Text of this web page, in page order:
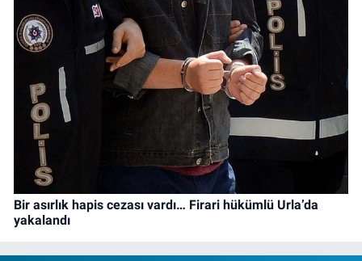
Bir asırlık hapis cezası vardı… Firari hükümlü Urla’da
yakalandı